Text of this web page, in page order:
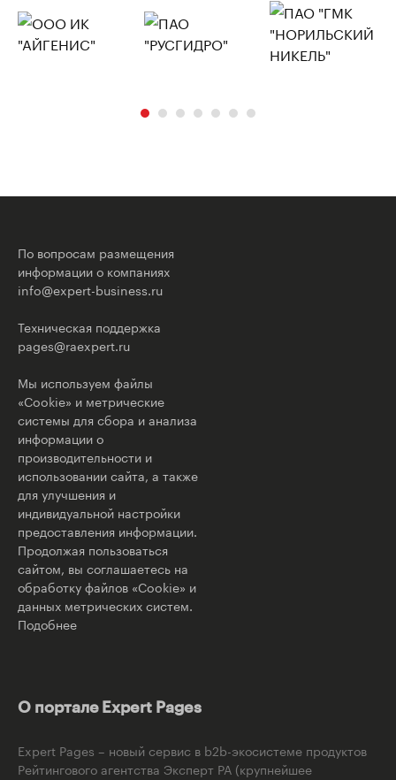
По вопросам размещения
информации о компаниях
info@expert-business.ru
Техническая поддержка
pages@raexpert.ru
Мы используем файлы
«Cookie» и метрические
системы для сбора и анализа
информации о
производительности и
использовании сайта, а также
для улучшения и
индивидуальной настройки
предоставления информации.
Продолжая пользоваться
сайтом, вы соглашаетесь на
обработку файлов «Cookie» и
данных метрических систем.
Подобнее
О портале Expert Pages
Expert Pages – новый сервис в b2b-экосистеме продуктов
Рейтингового агентства Эксперт РА (крупнейшее